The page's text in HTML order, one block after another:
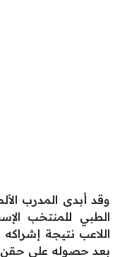
وقد أبدى المدرب
الطبي للمنتخب
اللاعب نتيجة إشراكه
بعد حصوله على حقن